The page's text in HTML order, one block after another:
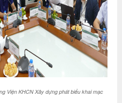
Viện KHCN Xây dựng phát biểu khai mạc